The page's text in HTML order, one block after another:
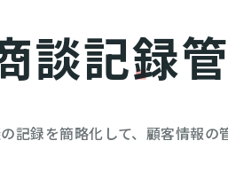
談記録
記録を簡略化して、顧客情報の